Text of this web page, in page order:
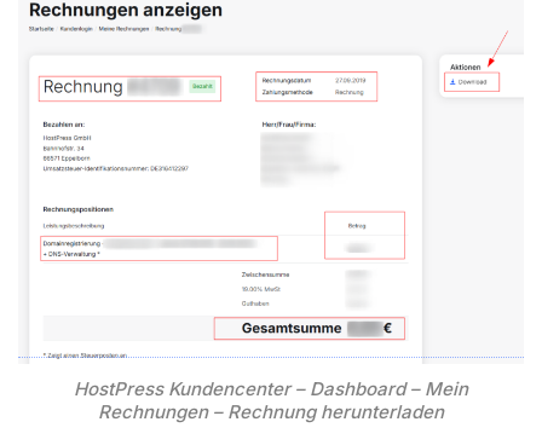
HostPress Kundencenter – Dashboard – Mein
Rechnungen – Rechnung herunterladen